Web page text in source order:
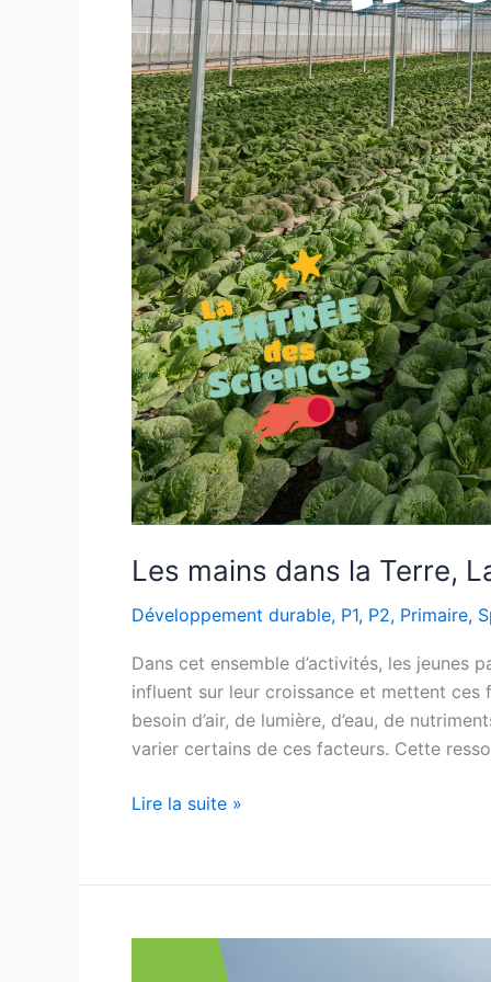
Les mains dans la Terre,
Développement durable, P1, P2, Primaire,
Dans cet ensemble d’activités, les
influent sur leur croissance et mettent ces
besoin d’air, de lumière, d’eau, de
varier certains de ces facteurs. Cette
Lire la suite »